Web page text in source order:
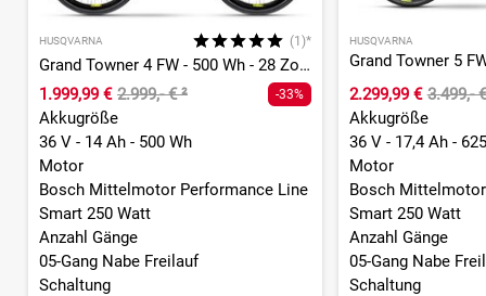
HUSQVARNA (1)*
Grand Towner 4 FW - 500 Wh - 28 Zoll - Tiefeinsteiger
1.999,99 € 2.999,- €² -33%
Akkugröße
36 V - 14 Ah - 500 Wh
Motor
Bosch Mittelmotor Performance Line
Smart 250 Watt
Anzahl Gänge
05-Gang Nabe Freilauf
Schaltung
HUSQVARNA
2.299,99 € 3.499,-
Akkugröße
36 V - 17,4 Ah -
Motor
Bosch
Smart 250 Watt
Anzahl Gänge
05-Gang Nabe
Schaltung